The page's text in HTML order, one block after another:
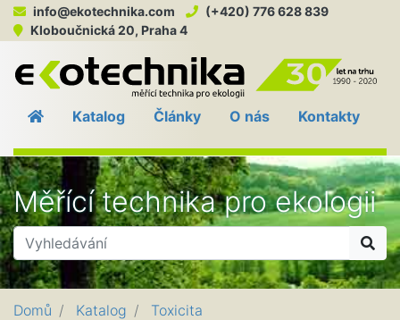
info@ekotechnika.com
(+420) 776 628 839
Kloboučnická 20, Praha 4
Katalog Články O nás Kontakty
Měřící technika pro ekologii
Domů Katalog
Toxicita